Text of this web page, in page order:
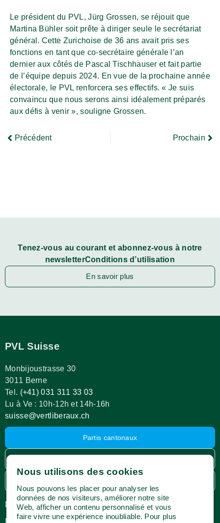
Le président du PVL, Jürg Grossen, se réjouit que
Martina Bühler soit prête à diriger seule le secrétariat
général. Cette Zurichoise de 36 ans avait pris ses
fonctions en tant que co-secrétaire générale l’an
dernier aux côtés de Pascal Tischhauser et fait partie
de l’équipe depuis 2024. En vue de la prochaine année
électorale, le PVL renforcera ses effectifs. « Je suis
convaincu que nous serons ainsi idéalement préparés
aux défis à venir », souligne Grossen.
Précédent Prochain
Tenez-vous au courant et abonnez-vous à notre
newsletterConditions d’utilisation
En savoir plus
PVL Suisse
Monbijoustrasse 30
3011 Berne
Tel. (+41) 031 311 33 03
Lu à Ve : 10h-12h et 14h-16h
suisse@vertliberaux.ch
Médias
Newsletter
Impressum
Protection des données
Partis cantonaux
Nous utilisons des cookies
Nous pouvons les placer pour analyser les
données de nos visiteurs, améliorer notre site
Web, afficher un contenu personnalisé et vous
faire vivre une expérience inoubliable. Pour plus